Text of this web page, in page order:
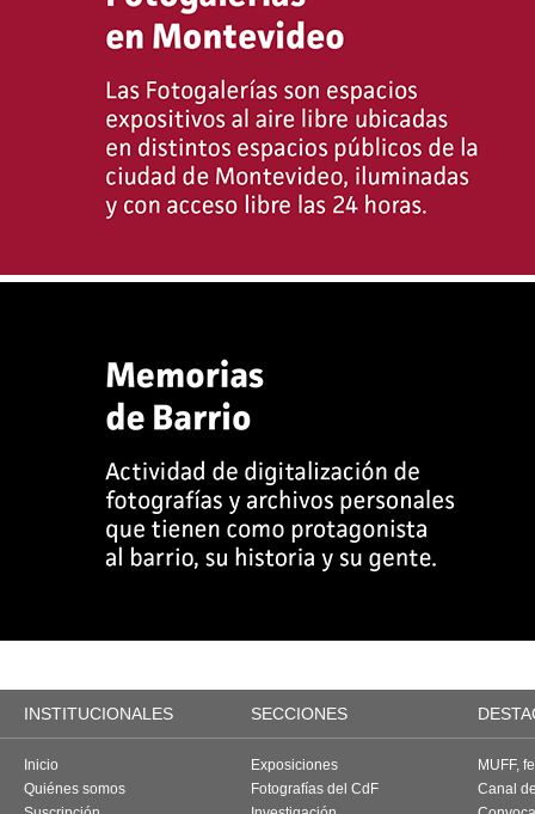
INSTITUCIONALES SECCIONES
Inicio
Quiénes somos
Exposiciones
Fotografías del CdF
MUFF,
Canal